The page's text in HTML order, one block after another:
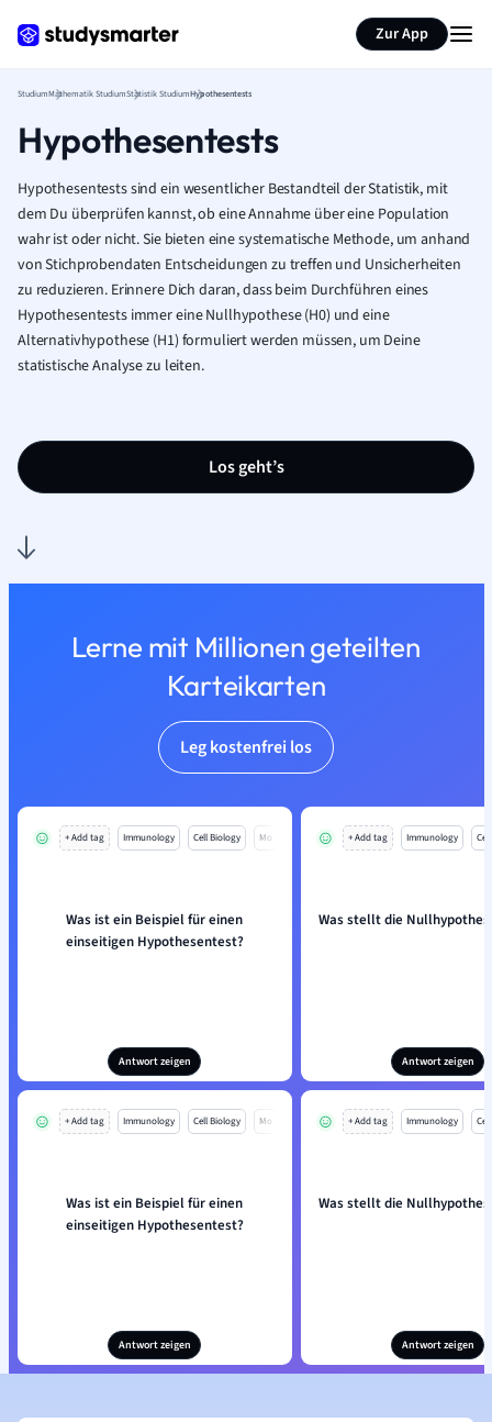
Zur App
StudiumMathematik StudiumStatistik StudiumHypothesentests
Hypothesentests
Hypothesentests sind ein wesentlicher Bestandteil der Statistik, mit
dem Du überprüfen kannst, ob eine Annahme über eine Population
wahr ist oder nicht. Sie bieten eine systematische Methode, um anhand
von Stichprobendaten Entscheidungen zu treffen und Unsicherheiten
zu reduzieren. Erinnere Dich daran, dass beim Durchführen eines
Hypothesentests immer eine Nullhypothese (H0) und eine
Alternativhypothese (H1) formuliert werden müssen, um Deine
statistische Analyse zu leiten.
Los geht’s
Lerne mit Millionen geteilten
Karteikarten
Leg kostenfrei los
+ Add tag Immunology Cell Biology Mo
Was ist ein Beispiel für einen
einseitigen Hypothesentest?
Antwort zeigen
+ Add tag Immunology
Was stellt die
Antwort zeigen
+ Add tag Immunology Cell Biology Mo
Was ist ein Beispiel für einen
einseitigen Hypothesentest?
Antwort zeigen
+ Add tag Immunology
Was stellt die
Antwort zeigen